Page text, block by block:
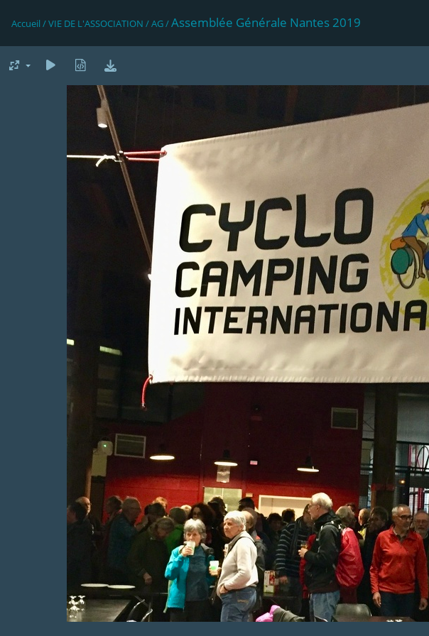
Accueil /VIE DE L'ASSOCIATION /AG/Assemblée Générale Nantes 2019